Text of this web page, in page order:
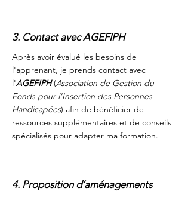
3. Contact avec AGEFIPH
Après avoir évalué les besoins de
l'apprenant, je prends contact avec
l'AGEFIPH(Association de Gestion du
Fonds pour l'Insertion des Personnes
Handicapées) afin de bénéficier de
ressources supplémentaires et de conseils
spécialisés pour adapter ma formation.
4. Proposition d’aménagements